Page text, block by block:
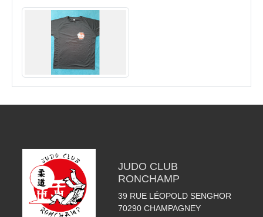
JUDO CLUB
RONCHAMP
39 RUE LÉOPOLD SENGHOR
70290 CHAMPAGNEY